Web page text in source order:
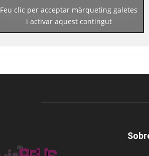
https://www.facebook.com/guiadereus/
Feu clic per acceptar màrqueting galetes
i activar aquest contingut